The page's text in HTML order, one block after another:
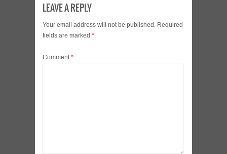
LEAVE A REPLY
Your email address will not be published. Required
fields are marked *
Comment *